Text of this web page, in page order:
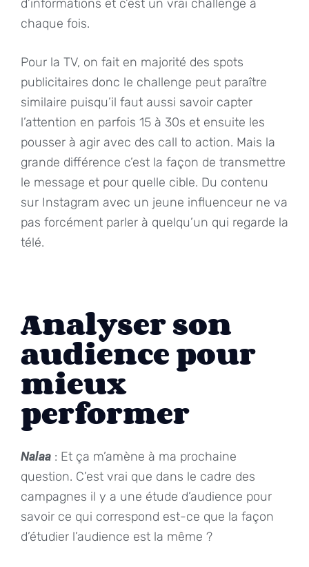
d’informations et c’est un vrai challenge à
chaque fois.
Pour la TV, on fait en majorité des spots
publicitaires donc le challenge peut paraître
similaire puisqu’il faut aussi savoir capter
l’attention en parfois 15 à 30s et ensuite les
pousser à agir avec des call to action. Mais la
grande différence c’est la façon de transmettre
le message et pour quelle cible. Du contenu
sur Instagram avec un jeune influenceur ne va
pas forcément parler à quelqu’un qui regarde la
télé.
Analyser son
audience pour
mieux
performer
Nalaa : Et ça m’amène à ma prochaine
question. C’est vrai que dans le cadre des
campagnes il y a une étude d’audience pour
savoir ce qui correspond est-ce que la façon
d’étudier l’audience est la même ?